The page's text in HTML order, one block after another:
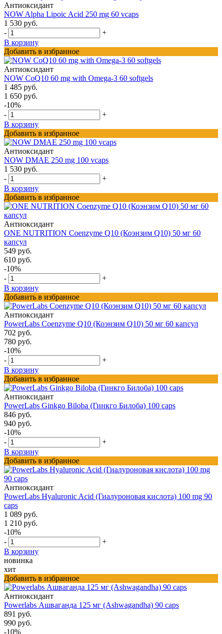
Антиоксидант
NOW Alpha Lipoic Acid 250 mg 60 vcaps
1 530 руб.
-
+
В корзину
Добавить в избранное
Антиоксидант
NOW CoQ10 60 mg with Omega-3 60 softgels
1 485 руб.
1 650 руб.
-10%
-
+
В корзину
Добавить в избранное
Антиоксидант
NOW DMAE 250 mg 100 vcaps
1 530 руб.
-
+
В корзину
Добавить в избранное
Антиоксидант
ONE NUTRITION Coenzyme Q10 (Коэнзим Q10) 50 мг 60
капсул
549 руб.
610 руб.
-10%
-
+
В корзину
Добавить в избранное
Антиоксидант
PowerLabs Coenzyme Q10 (Коэнзим Q10) 50 мг 60 капсул
702 руб.
780 руб.
-10%
-
+
В корзину
Добавить в избранное
Антиоксидант
PowerLabs Ginkgo Biloba (Гинкго Билоба) 100 caps
846 руб.
940 руб.
-10%
-
+
В корзину
Добавить в избранное
Антиоксидант
PowerLabs Hyaluronic Acid (Гиалуроновая кислота) 100 mg 90
caps
1 089 руб.
1 210 руб.
-10%
-
+
В корзину
новинка
хит
Добавить в избранное
Антиоксидант
Powerlabs Ашваганда 125 мг (Ashwagandha) 90 caps
891 руб.
990 руб.
-10%